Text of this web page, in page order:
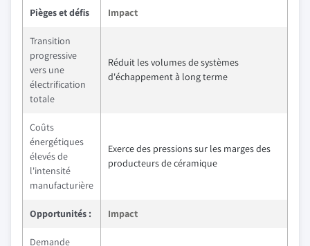
Pièges et défis Impact
Transition
progressive
vers une
électrification
totale
Réduit les volumes de systèmes
d'échappement à long terme
Coûts
énergétiques
élevés de
l'intensité
manufacturière
Exerce des pressions sur les marges des
producteurs de céramique
Opportunités : Impact
Demande